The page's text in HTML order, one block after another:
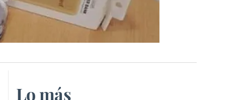
Lo más